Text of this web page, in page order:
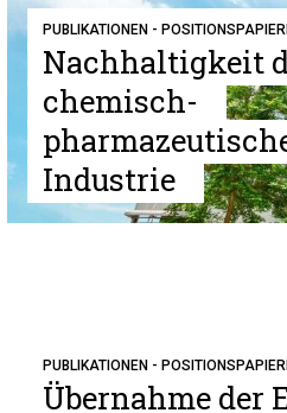
PUBLIKATIONEN -
Nachhaltigkeit
chemisch-
Industrie
PUBLIKATIONEN -
Übernahme der